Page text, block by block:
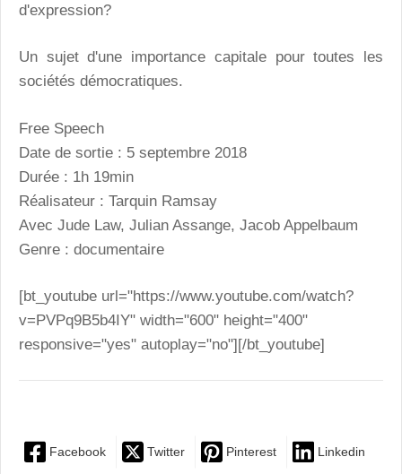
d'expression?
Un sujet d'une importance capitale pour toutes les
sociétés démocratiques.
Free Speech
Date de sortie : 5 septembre 2018
Durée : 1h 19min
Réalisateur : Tarquin Ramsay
Avec Jude Law, Julian Assange, Jacob Appelbaum
Genre : documentaire
[bt_youtube url="https://www.youtube.com/watch?
v=PVPq9B5b4IY" width="600" height="400"
responsive="yes" autoplay="no"][/bt_youtube]
Facebook Twitter Pinterest Linkedin